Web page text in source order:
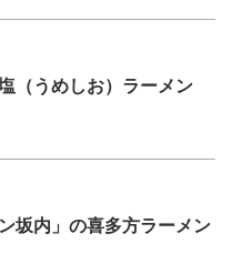
（うめしお）ラーメン
坂内」の喜多方ラーメン